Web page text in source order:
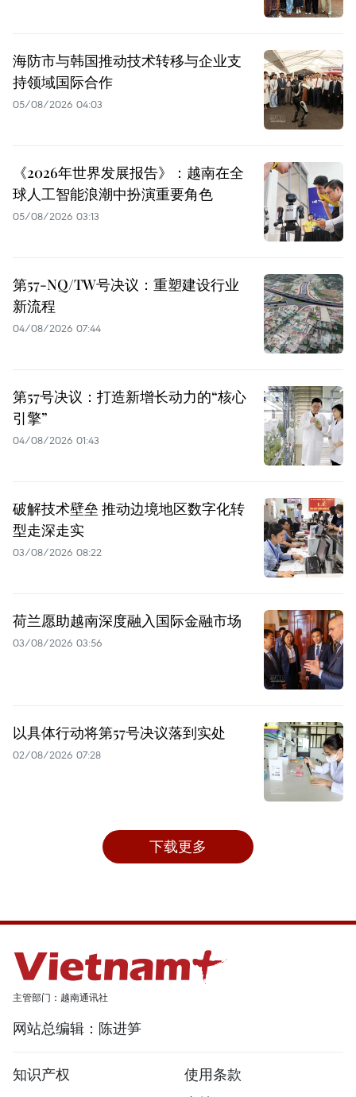
海防市与韩国推动技术转移与企业支
持领域国际合作
05/08/2026 04:03
《2026年世界发展报告》：越南在全
球人工智能浪潮中扮演重要角色
05/08/2026 03:13
第57-NQ/TW号决议：重塑建设行业
新流程
04/08/2026 07:44
第57号决议：打造新增长动力的“核心
引擎”
04/08/2026 01:43
破解技术壁垒 推动边境地区数字化转
型走深走实
03/08/2026 08:22
荷兰愿助越南深度融入国际金融市场
03/08/2026 03:56
以具体行动将第57号决议落到实处
02/08/2026 07:28
下载更多
主管部门：越南通讯社
网站总编辑：陈进笋
知识产权
使用条款